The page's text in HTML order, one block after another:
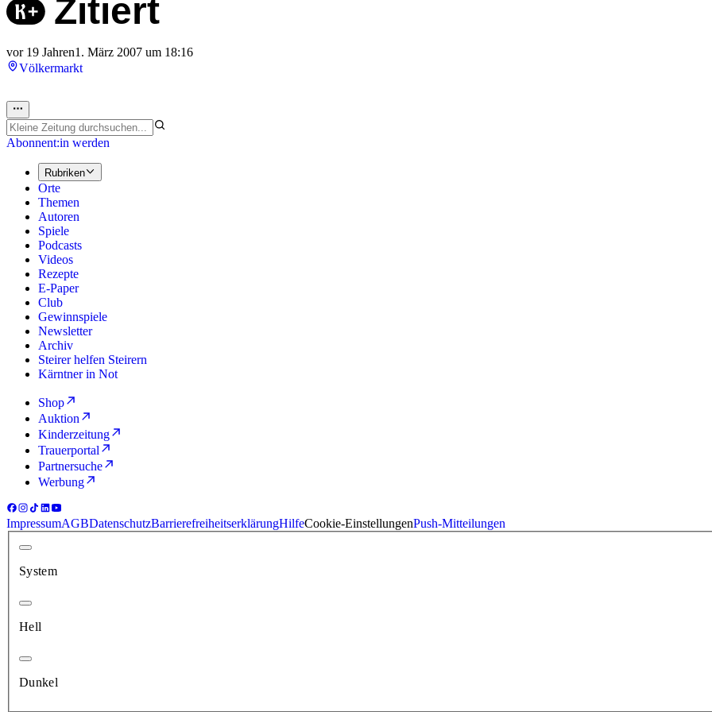
Zitiert
vor 19 Jahren1. März 2007 um 18:16
Völkermarkt
Abonnent:in werden
Rubriken
Orte
Themen
Autoren
Spiele
Podcasts
Videos
Rezepte
E-Paper
Club
Gewinnspiele
Newsletter
Archiv
Steirer helfen Steirern
Kärntner in Not
Shop
Auktion
Kinderzeitung
Trauerportal
Partnersuche
Werbung
ImpressumAGBDatenschutzBarrierefreiheitserklärungHilfeCookie-EinstellungenPush-Mitteilungen
System
Hell
Dunkel